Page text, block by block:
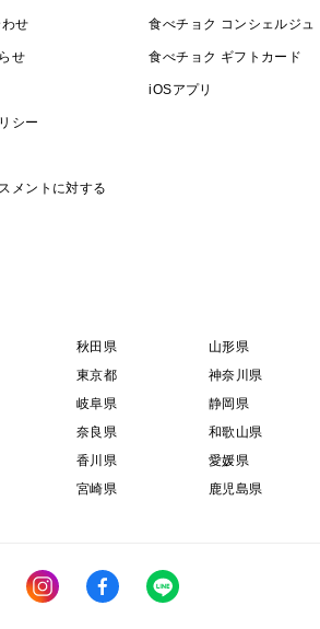
せ
せ
シー
メントに対する
食べチョク コンシェルジュ
食べチョク ギフトカード
iOSアプリ
秋田県 山形県
東京都 神奈川県
岐阜県 静岡県
奈良県 和歌山県
香川県 愛媛県
宮崎県 鹿児島県